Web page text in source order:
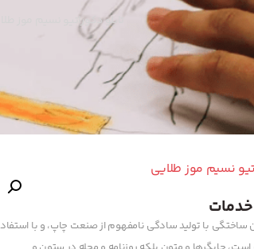
تابلو دکوراتیو نسیم
خدمات
ساختگی با تولید سادگی نامفهوم از صنعت چاپ، و با